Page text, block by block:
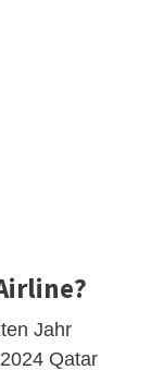
Jahr
Qatar